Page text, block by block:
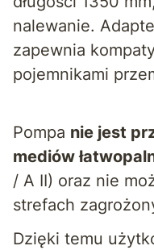
nalewanie.
zapewnia
pojemnikami
Pompa nie jest
mediów
/ A II) oraz nie
strefach
Dzięki temu